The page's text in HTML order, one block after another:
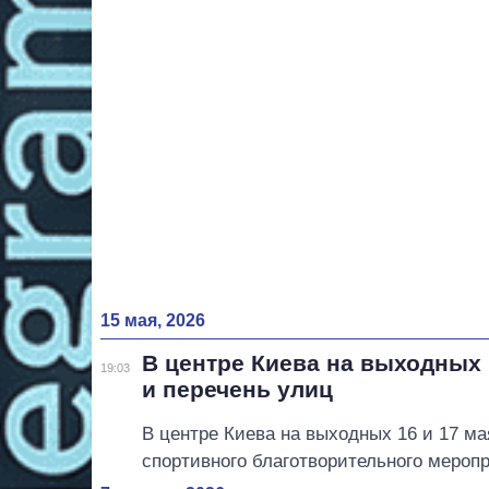
15 мая, 2026
19:03
В центре Киева на
и перечень улиц
В центре Киева на выходных 16 и 17
спортивного благотворительного